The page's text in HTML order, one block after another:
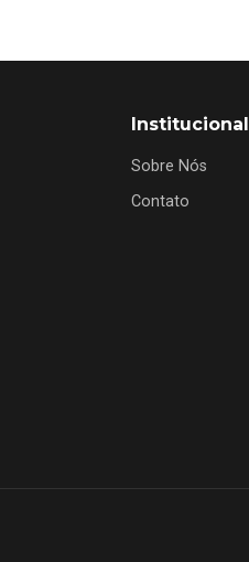
Institucional
Sobre Nós
Contato